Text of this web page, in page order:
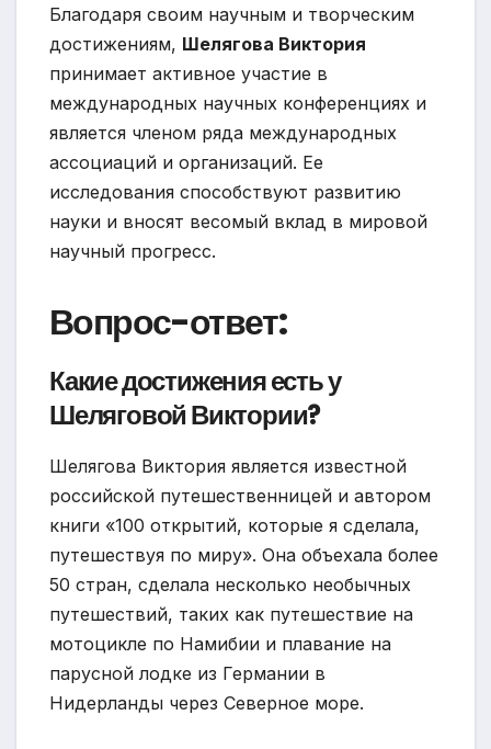
Благодаря своим научным и творческим
достижениям, Шелягова Виктория
принимает активное участие в
международных научных конференциях и
является членом ряда международных
ассоциаций и организаций. Ее
исследования способствуют развитию
науки и вносят весомый вклад в мировой
научный прогресс.
Вопрос-ответ:
Какие достижения есть у
Шеляговой Виктории?
Шелягова Виктория является известной
российской путешественницей и автором
книги «100 открытий, которые я сделала,
путешествуя по миру». Она объехала более
50 стран, сделала несколько необычных
путешествий, таких как путешествие на
мотоцикле по Намибии и плавание на
парусной лодке из Германии в
Нидерланды через Северное море.